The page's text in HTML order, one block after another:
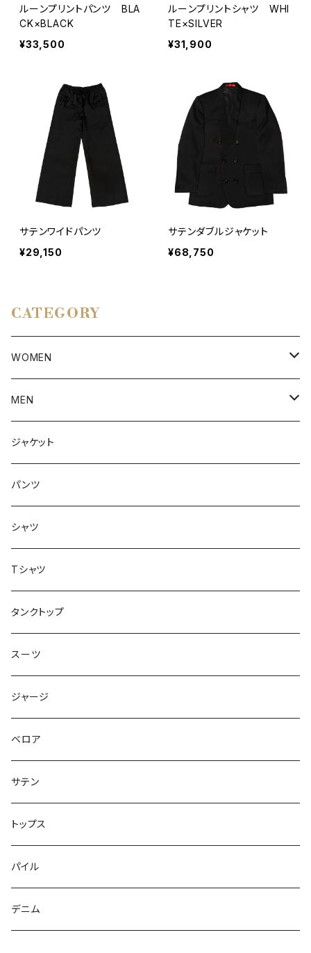
ルーンプリントパンツ BLA
CK×BLACK
¥33,500
ルーンプリントシャツ WHI
TE×SILVER
¥31,900
サテンワイドパンツ
¥29,150
サテンダブルジャケット
¥68,750
CATEGORY
WOMEN
アウター
ボトムス
トップス
MEN
アウター
インナー
ボトムス
ジャケット
トップス
ジャケット
パンツ
シャツ
Tシャツ
タンクトップ
スーツ
ジャージ
ベロア
サテン
トップス
パイル
デニム